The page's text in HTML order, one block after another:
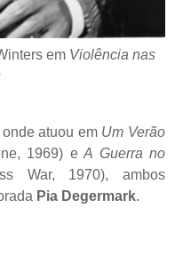
em Violência nas
atuou em Um Verão
1969) eA Guerra no
War, 1970), ambos
Pia Degermark.